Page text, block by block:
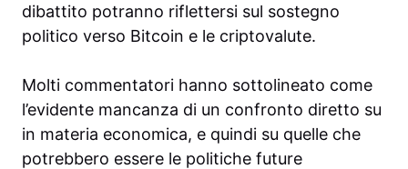
dibattito potranno riflettersi sul sostegno
politico verso Bitcoin e le criptovalute.
Molti commentatori hanno sottolineato come
l’evidente mancanza di un confronto diretto su
in materia economica, e quindi su quelle che
potrebbero essere le politiche future